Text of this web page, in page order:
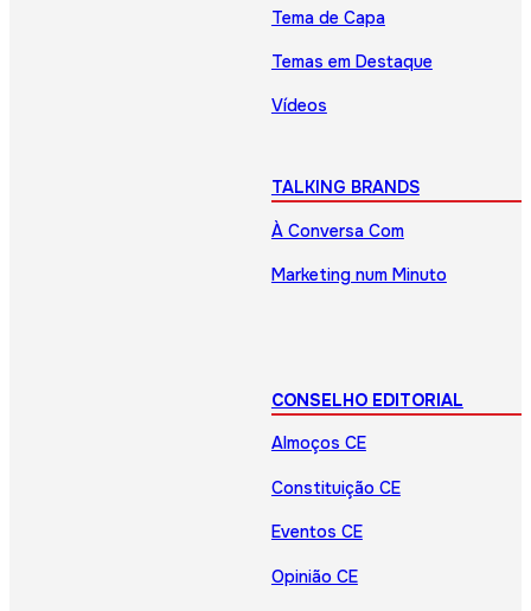
Tema de Capa
Temas em Destaque
Vídeos
TALKING BRANDS
À Conversa Com
Marketing num Minuto
CONSELHO EDITORIAL
Almoços CE
Constituição CE
Eventos CE
Opinião CE